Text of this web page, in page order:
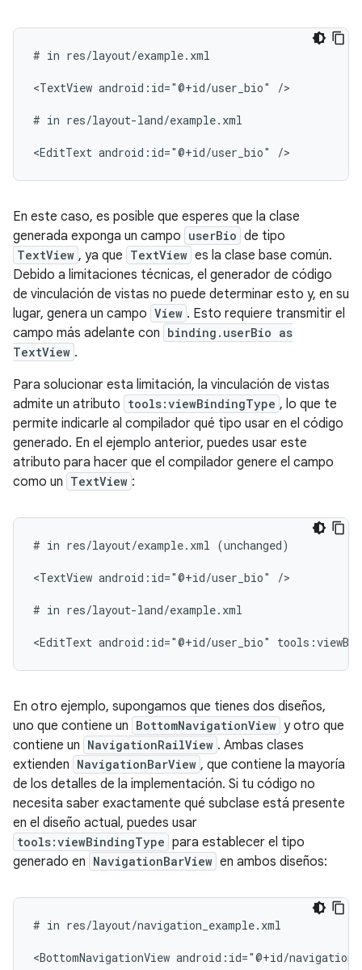
# in res/layout/example.xml
<TextView android:id="@+id/user_bio" />
# in res/layout-land/example.xml
<EditText android:id="@+id/user_bio"
En este caso, es posible que esperes que la clase
generada exponga un campo userBio de tipo
TextView , ya que TextView es la clase base común.
Debido a limitaciones técnicas, el generador de código
de vinculación de vistas no puede determinar esto y, en su
lugar, genera un campo View . Esto requiere transmitir el
campo más adelante con binding.userBio as
TextView .
Para solucionar esta limitación, la vinculación de vistas
admite un atributo tools:viewBindingType , lo que te
permite indicarle al compilador qué tipo usar en el código
generado. En el ejemplo anterior, puedes usar este
atributo para hacer que el compilador genere el campo
como un TextView :
# in res/layout/example.xml (unchanged)
<TextView android:id="@+id/user_bio" />
# in res/layout-land/example.xml
<EditText android:id="@+id/user_bio"
En otro ejemplo, supongamos que tienes dos diseños,
uno que contiene un BottomNavigationView y otro que
contiene un NavigationRailView . Ambas clases
extienden NavigationBarView , que contiene la mayoría
de los detalles de la implementación. Si tu código no
necesita saber exactamente qué subclase está presente
en el diseño actual, puedes usar
tools:viewBindingType para establecer el tipo
generado en NavigationBarView en ambos diseños:
# in res/layout/navigation_example.xml
<BottomNavigationView android:id="@+id/navigation"